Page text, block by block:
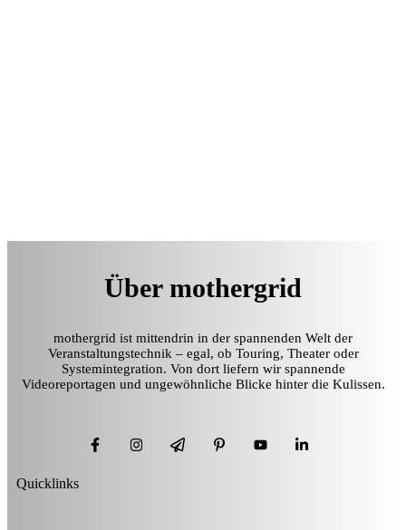
Über mothergrid
mothergrid ist mittendrin in der spannenden Welt der
Veranstaltungstechnik – egal, ob Touring, Theater oder
Systemintegration. Von dort liefern wir spannende
Videoreportagen und ungewöhnliche Blicke hinter die Kulissen.
Quicklinks